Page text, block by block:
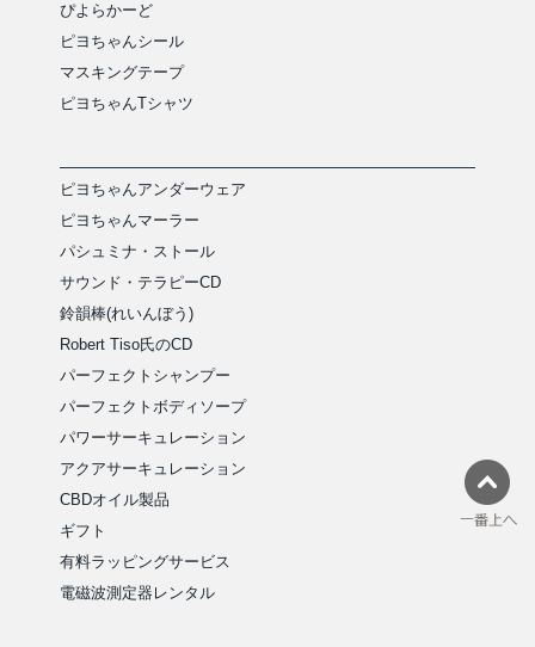
ぴよらかーど
ピヨちゃんシール
マスキングテープ
ピヨちゃんTシャツ
ピヨちゃんアンダーウェア
ピヨちゃんマーラー
パシュミナ・ストール
サウンド・テラピーCD
鈴韻棒(れいんぼう)
Robert Tiso氏のCD
パーフェクトシャンプー
パーフェクトボディソープ
パワーサーキュレーション
アクアサーキュレーション
CBDオイル製品
ギフト
有料ラッピングサービス
電磁波測定器レンタル